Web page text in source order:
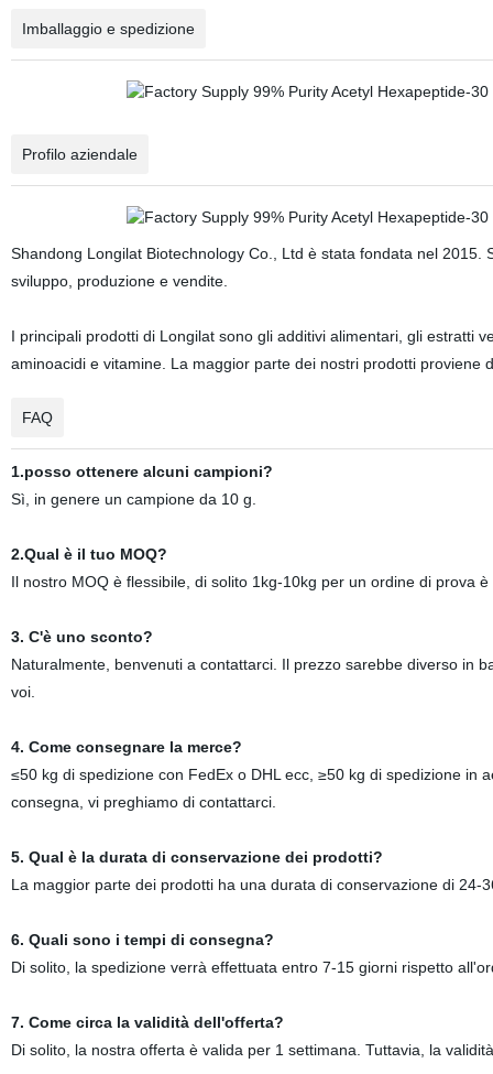
Imballaggio e spedizione
Profilo aziendale
Shandong Longilat Biotechnology Co., Ltd è stata fondata nel
sviluppo, produzione e vendite.
I principali prodotti di Longilat sono gli additivi alimentari, gli estratti
aminoacidi e vitamine. La maggior parte dei nostri prodotti
FAQ
1.posso ottenere alcuni campioni?
Sì, in genere un campione da 10 g.
2.Qual è il tuo MOQ?
Il nostro MOQ è flessibile, di solito 1kg-10kg per un ordine di prova è
3. C'è uno sconto?
Naturalmente, benvenuti a contattarci. Il prezzo sarebbe diverso in
voi.
4. Come consegnare la merce?
≤50 kg di spedizione con FedEx o DHL ecc, ≥50 kg di spedizione in
consegna, vi preghiamo di contattarci.
5. Qual è la durata di conservazione dei prodotti?
La maggior parte dei prodotti ha una durata di conservazione di
6. Quali sono i tempi di consegna?
Di solito, la spedizione verrà effettuata entro 7-15 giorni rispetto
7. Come circa la validità dell'offerta?
Di solito, la nostra offerta è valida per 1 settimana. Tuttavia, la